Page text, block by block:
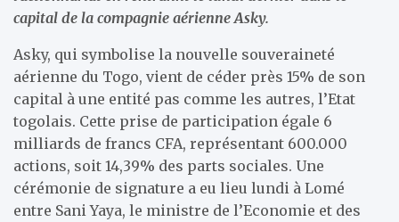
capital de la compagnie aérienne Asky.
Asky, qui symbolise la nouvelle souveraineté
aérienne du Togo, vient de céder près 15% de son
capital à une entité pas comme les autres, l’Etat
togolais. Cette prise de participation égale 6
milliards de francs CFA, représentant 600.000
actions, soit 14,39% des parts sociales. Une
cérémonie de signature a eu lieu lundi à Lomé
entre Sani Yaya, le ministre de l’Economie et des